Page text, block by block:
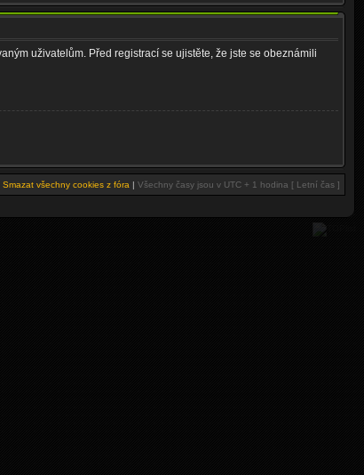
uživatelům. Před registrací se ujistěte, že jste se obeznámili
Smazat všechny cookies z fóra | Všechny časy jsou v UTC + 1 hodina [ Letní čas ]